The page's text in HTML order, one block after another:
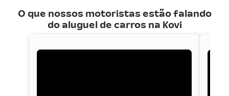
O que nossos motoristas estão falando
do aluguel de carros na Kovi